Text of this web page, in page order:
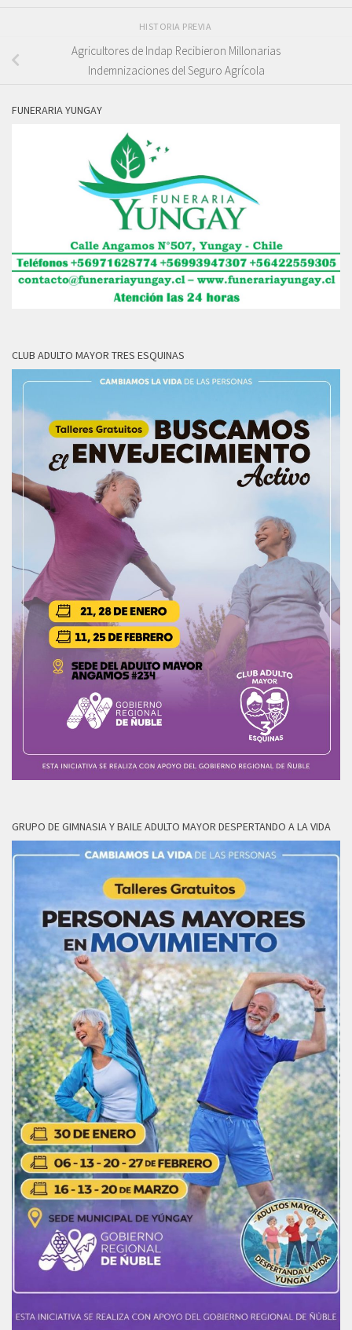
HISTORIA PREVIA
Agricultores de Indap Recibieron Millonarias
Indemnizaciones del Seguro Agrícola
FUNERARIA YUNGAY
CLUB ADULTO MAYOR TRES ESQUINAS
GRUPO DE GIMNASIA Y BAILE ADULTO MAYOR DESPERTANDO A LA VIDA